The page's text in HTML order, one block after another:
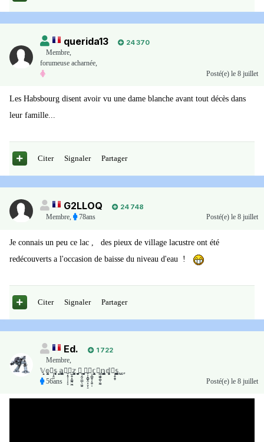
querida13
24 370
Membre,
forumeuse acharnée,
Posté(e) le 8 juillet
Les Habsbourg disent avoir vu une dame blanche avant tout décès dans
leur famille...
Citer Signaler Partager
G2LLOQ
24 748
Membre, 78ans Posté(e) le 8 juillet
Je connais un peu ce lac , des pieux de village lacustre ont été
redécouverts a l'occasion de baisse du niveau d'eau !
Citer Signaler Partager
Ed.
1 722
Membre,
𝕍̟̝𝕠̫͓̰𝕦̩͕̭͈𝕤̩̥͉̠̗ ͓̠̮̦̣͈𝕒͓̣̟̰̝̥̳𝕧̱͔̥̜̹̜̗̞𝕖̺͎̬͙͚̱̰͖̯𝕫̙̻̪͈̗̠̜̜͎ ̬͍͎̯̠̪̟̠̹͕𝟝̱̖͎̰̭̳̱̖͖͍ ̟̗̰͖̟̜͚͍̯̱𝕤̥͕̟̻̞̯͙̠͔̠𝕖̤͎̻͍̹͔͈̮̩𝕔̥̣̜̬̝̼̦̘̯𝕠͇̣̳̥͚̹͖̰𝕟͇̤̳̟̞̬ͅ𝕕̥̙̠͇̦̣𝕖͕͕̮̭̥𝕤͎̳͍̻.̺̟̠.͕̬.͔,
56ans
Posté(e) le 8 juillet